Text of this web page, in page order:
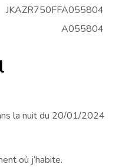
JKAZR750FFA055804
A055804
la nuit du 20/01/2024
où j’habite.